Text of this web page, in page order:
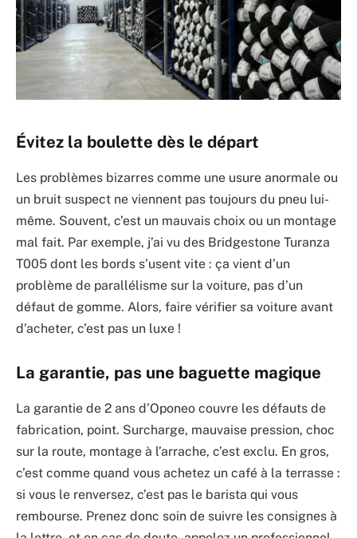
Évitez la boulette dès le départ
Les problèmes bizarres comme une usure anormale ou
un bruit suspect ne viennent pas toujours du pneu lui-
même. Souvent, c’est un mauvais choix ou un montage
mal fait. Par exemple, j’ai vu des Bridgestone Turanza
T005 dont les bords s’usent vite : ça vient d’un
problème de parallélisme sur la voiture, pas d’un
défaut de gomme. Alors, faire vérifier sa voiture avant
d’acheter, c’est pas un luxe !
La garantie, pas une baguette magique
La garantie de 2 ans d’Oponeo couvre les défauts de
fabrication, point. Surcharge, mauvaise pression, choc
sur la route, montage à l’arrache, c’est exclu. En gros,
c’est comme quand vous achetez un café à la terrasse :
si vous le renversez, c’est pas le barista qui vous
rembourse. Prenez donc soin de suivre les consignes à